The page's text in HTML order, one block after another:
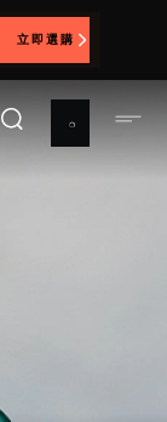
立即選購